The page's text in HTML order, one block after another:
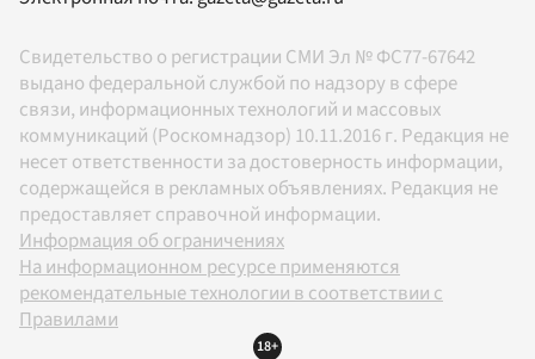
Свидетельство о регистрации СМИ Эл № ФС77-67642
выдано федеральной службой по надзору в сфере
связи, информационных технологий и массовых
коммуникаций (Роскомнадзор) 10.11.2016 г. Редакция не
несет ответственности за достоверность информации,
содержащейся в рекламных объявлениях. Редакция не
предоставляет справочной информации.
Информация об ограничениях
На информационном ресурсе применяются
рекомендательные технологии в соответствии с
Правилами
18+